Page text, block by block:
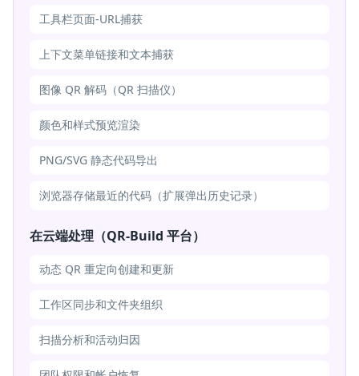
工具栏页面-URL捕获
上下文菜单链接和文本捕获
图像 QR 解码（QR 扫描仪）
颜色和样式预览渲染
PNG/SVG 静态代码导出
浏览器存储最近的代码（扩展弹出历史记录）
在云端处理（QR-Build 平台）
动态 QR 重定向创建和更新
工作区同步和文件夹组织
扫描分析和活动归因